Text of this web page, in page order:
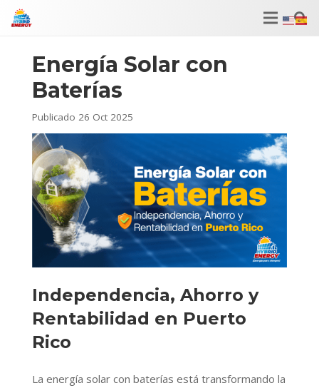
Energía Solar con
Baterías
Publicado 26 Oct 2025
Independencia, Ahorro y
Rentabilidad en Puerto
Rico
La energía solar con baterías está transformando la